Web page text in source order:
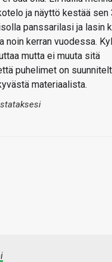
ja näyttö kestää sen
panssarilasi ja lasin
noin kerran vuodessa.
mutta ei muuta sitä
puhelimet on
materiaalista.